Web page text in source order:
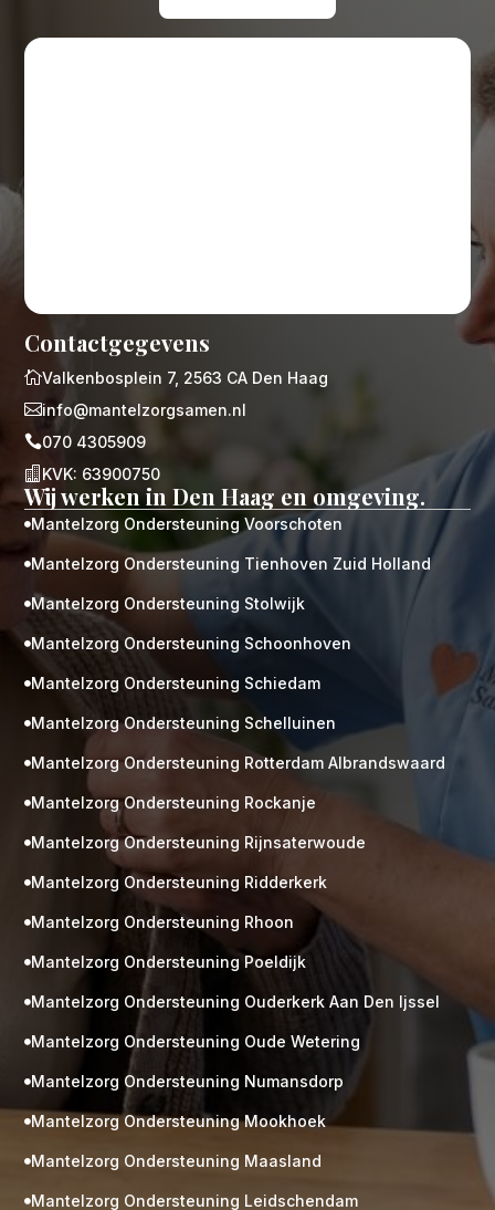
Gratis
M
Contactgegevens
Valkenbosplein 7, 2563 CA Den Haag
info@mantelzorgsamen.nl
070 4305909
 KVK: 63900750
Wij werken in Den Haag en omgeving.
 Mantelzorg Ondersteuning Voorschoten
 Mantelzorg Ondersteuning Tienhoven Zuid Holland
 Mantelzorg Ondersteuning Stolwijk
 Mantelzorg Ondersteuning Schoonhoven
 Mantelzorg Ondersteuning Schiedam
 Mantelzorg Ondersteuning Schelluinen
 Mantelzorg Ondersteuning Rotterdam Albrandswaard
 Mantelzorg Ondersteuning Rockanje
 Mantelzorg Ondersteuning Rijnsaterwoude
 Mantelzorg Ondersteuning Ridderkerk
 Mantelzorg Ondersteuning Rhoon
 Mantelzorg Ondersteuning Poeldijk
 Mantelzorg Ondersteuning Ouderkerk Aan Den Ijssel
 Mantelzorg Ondersteuning Oude Wetering
 Mantelzorg Ondersteuning Numansdorp
 Mantelzorg Ondersteuning Mookhoek
 Mantelzorg Ondersteuning Maasland
 Mantelzorg Ondersteuning Leidschendam